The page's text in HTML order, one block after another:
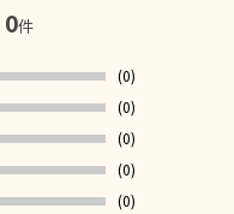
0件
(0)
(0)
(0)
(0)
(0)